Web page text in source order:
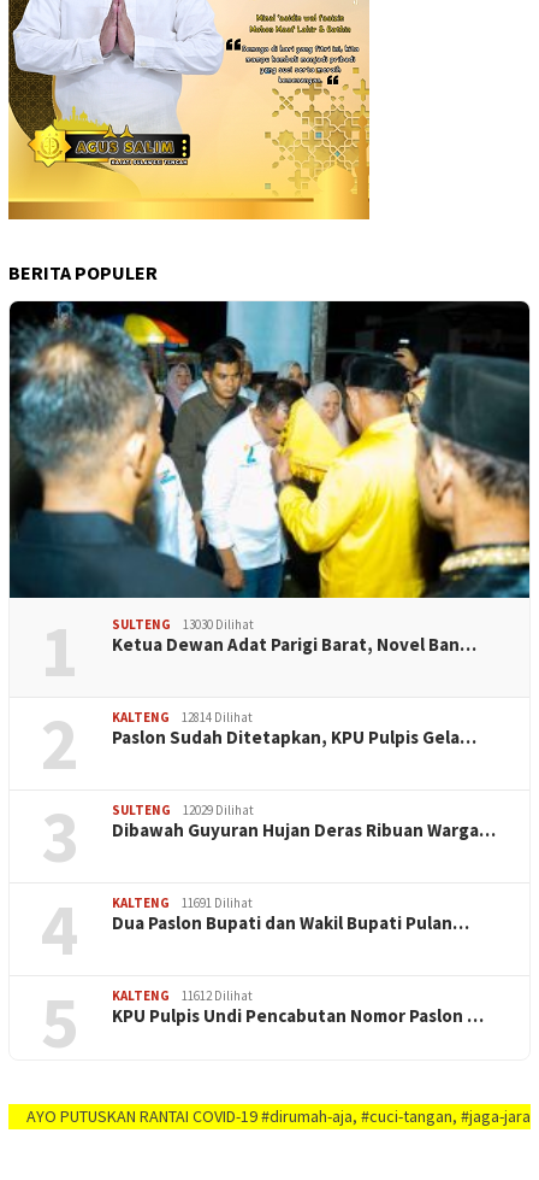
BERITA POPULER
1 SULTENG 13030 Dilihat
Ketua Dewan Adat Parigi Barat, Novel Ban…
2 KALTENG 12814 Dilihat
Paslon Sudah Ditetapkan, KPU Pulpis Gela…
3 SULTENG 12029 Dilihat
Dibawah Guyuran Hujan Deras Ribuan Warga…
4 KALTENG 11691 Dilihat
Dua Paslon Bupati dan Wakil Bupati Pulan…
5 KALTENG 11612 Dilihat
KPU Pulpis Undi Pencabutan Nomor Paslon …
RANTAI COVID-19 #dirumah-aja, #cuci-tangan, #jaga-jarak,